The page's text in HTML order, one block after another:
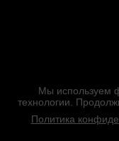
Мы используем
технологии.
Политика